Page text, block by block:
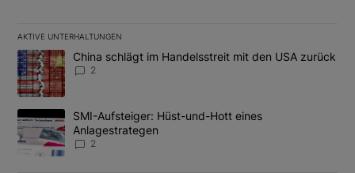
AKTIVE UNTERHALTUNGEN
Das Folgende ist eine Liste der am meisten kommentierten
Ein Trendartikel mit dem Titel "China schlägt im Handelsstreit
China schlägt im Handelsstreit mit den USA zurück
2
Ein Trendartikel mit dem Titel "SMI-Aufsteiger: Hüst-und-Hott
SMI-Aufsteiger: Hüst-und-Hott eines
Anlagestrategen
2